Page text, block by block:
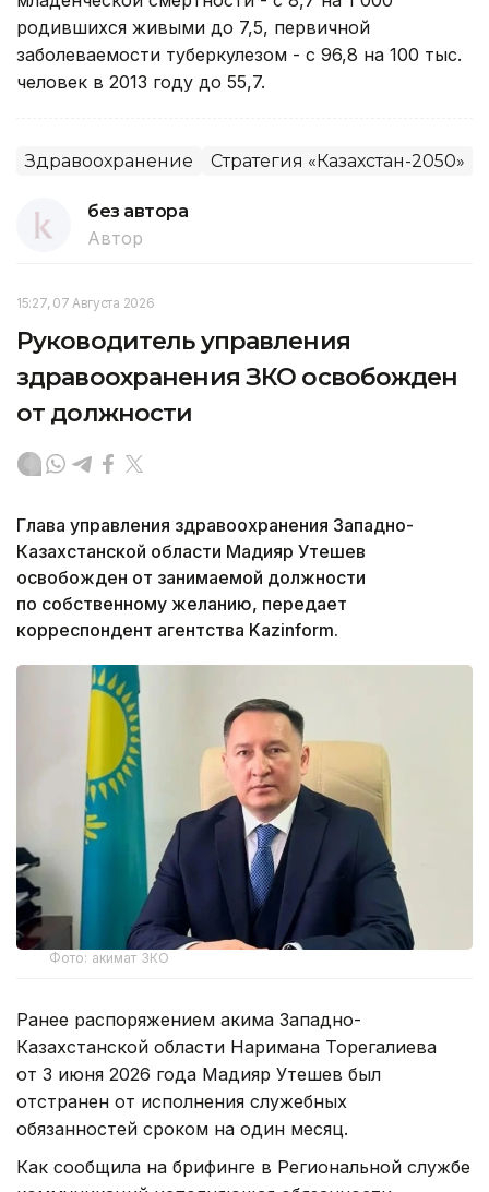
родившихся живыми до 7,5, первичной
заболеваемости туберкулезом - с 96,8 на 100 тыс.
человек в 2013 году до 55,7.
Здравоохранение Стратегия «Казахстан-2050»
без автора
Автор
15:27, 07 Августа 2026
Руководитель управления
здравоохранения ЗКО освобожден
от должности
Глава управления здравоохранения Западно-
Казахстанской области Мадияр Утешев
освобожден от занимаемой должности
по собственному желанию, передает
корреспондент агентства Kazinform.
Фото: акимат ЗКО
Ранее распоряжением акима Западно-
Казахстанской области Наримана Торегалиева
от 3 июня 2026 года Мадияр Утешев был
отстранен от исполнения служебных
обязанностей сроком на один месяц.
Как сообщила на брифинге в Региональной службе